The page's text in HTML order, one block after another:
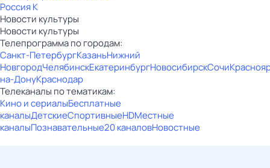
Россия К
Новости культуры
Новости культуры
Телепрограмма по городам:
Санкт-ПетербургКазаньНижний
НовгородЧелябинскЕкатеринбургНовосибирскСочи
на-ДонуКраснодар
Телеканалы по тематикам:
Кино и сериалыБесплатные
каналыДетскиеСпортивныеHDМестные
каналыПознавательные20 каналовНовостные